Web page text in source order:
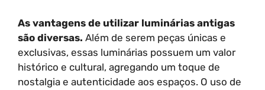
As vantagens de utilizar luminárias antigas
são diversas. Além de serem peças únicas e
exclusivas, essas luminárias possuem um valor
histórico e cultural, agregando um toque de
nostalgia e autenticidade aos espaços. O uso de